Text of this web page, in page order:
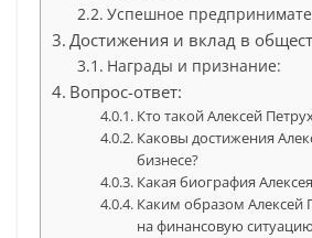
Успешное
Достижения и вклад в
Награды и признание:
Вопрос-ответ:
Кто такой Алексей
Каковы достижения
бизнесе?
Какая биография
Каким образом Алексей
на финансовую